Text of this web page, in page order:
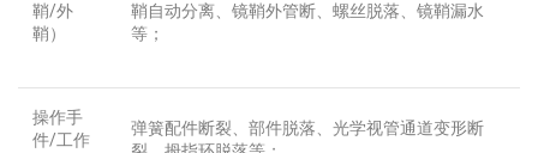
鞘/外
鞘）
鞘自动分离、镜鞘外管断、螺丝脱落、镜鞘漏水
等；
操作手
件/工作
弹簧配件断裂、部件脱落、光学视管通道变形断